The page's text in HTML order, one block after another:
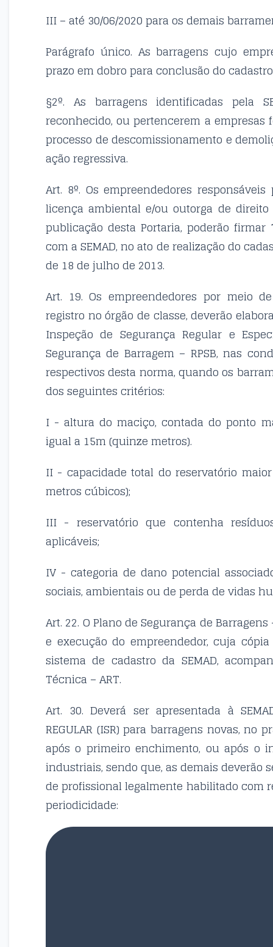
III – até 30/06/2020 para os demais
Parágrafo único. As barragens cujo
prazo em dobro para conclusão do
§2º. As barragens identificadas pela
reconhecido, ou pertencerem a empresas
processo de descomissionamento e
ação regressiva.
Art. 8º. Os empreendedores
licença ambiental e/ou outorga de
publicação desta Portaria, poderão
com a SEMAD, no ato de realização do
de 18 de julho de 2013.
Art. 19. Os empreendedores por meio
registro no órgão de classe, deverão
Inspeção de Segurança Regular e
Segurança de Barragem – RPSB, nas
respectivos desta norma, quando os
dos seguintes critérios:
I - altura do maciço, contada do ponto
igual a 15m (quinze metros).
II - capacidade total do reservatório
metros cúbicos);
III - reservatório que contenha
aplicáveis;
IV - categoria de dano potencial
sociais, ambientais ou de perda de vidas
Art. 22. O Plano de Segurança de
e execução do empreendedor, cuja
sistema de cadastro da SEMAD,
Técnica – ART.
Art. 30. Deverá ser apresentada à
REGULAR (ISR) para barragens novas,
após o primeiro enchimento, ou após o
industriais, sendo que, as demais deverão
de profissional legalmente habilitado com
periodicidade: